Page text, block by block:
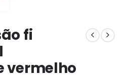
fi
vermelho